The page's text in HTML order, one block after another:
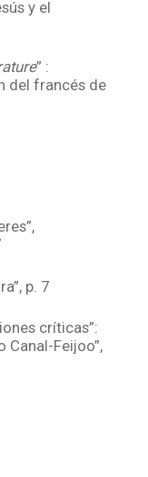
y el
” :
del francés de
p. 7
críticas”:
Canal-Feijoo”,